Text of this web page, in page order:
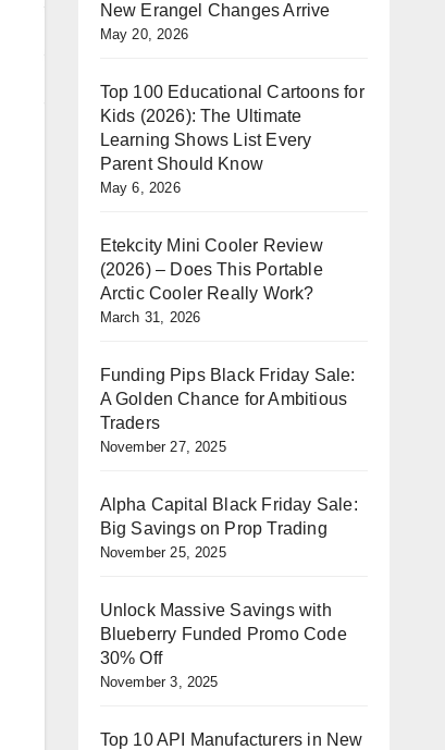
New Erangel Changes Arrive
May 20, 2026
Top 100 Educational Cartoons for
Kids (2026): The Ultimate
Learning Shows List Every
Parent Should Know
May 6, 2026
Etekcity Mini Cooler Review
(2026) – Does This Portable
Arctic Cooler Really Work?
March 31, 2026
Funding Pips Black Friday Sale:
A Golden Chance for Ambitious
Traders
November 27, 2025
Alpha Capital Black Friday Sale:
Big Savings on Prop Trading
November 25, 2025
Unlock Massive Savings with
Blueberry Funded Promo Code
30% Off
November 3, 2025
Top 10 API Manufacturers in New